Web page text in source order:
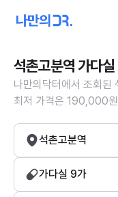
석촌고분역 가다
나만의닥터에서 조회된
최저 가격은 190,000
석촌고분역
가다실 9가